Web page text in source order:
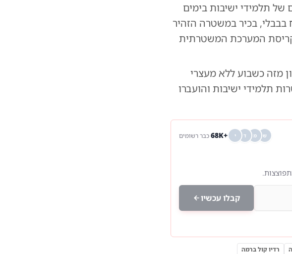
של תלמידי ישיבות בימים
בבבלי, בכיר במשטרה הזהיר
המערכת המשטרתית
מזה כשבוע ללא מעצרי
תלמידי ישיבות והועברו
ש מ ד י +68K כבר רשומים
קבלו עכשיו
רדיו קול ברמה